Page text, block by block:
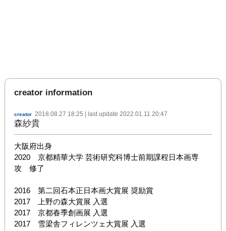
creator information
creator 2018.08.27 18:25 | last update 2022.01.11 20:47
森紗貴
大阪府出身
2020　京都精華大学 芸術研究科博士前期課程日本画専
攻　修了
2016　第二回石本正日本画大賞展 奨励賞
2017　上野の森大賞展 入選
2017　京都春季創画展 入選
2017　雪梁舎フィレンツェ大賞展 入選